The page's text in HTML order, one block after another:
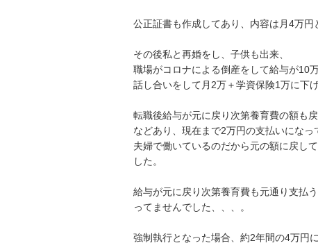
公正証書も作成してあり、内容は月4万円
その後私と再婚をし、子供も出来、
職場がコロナによる倒産をして給与が10
話し合いをして月2万＋学資保険1万に下
転職後給与が元に戻り次第養育費の額も
などあり、現在まで2万円の支払いになっ
夫婦で働いているのだから元の額に戻し
した。
給与が元に戻り次第養育費も元通り支払
ってませんでした、、、。
強制執行となった場合、約2年間の4万円